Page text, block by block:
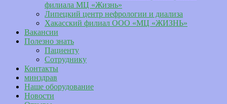
филиала МЦ «Жизнь»
Липецкий центр нефрологии и диализа
Хакасский филиал ООО «МЦ «ЖИЗНЬ»
Вакансии
Полезно знать
Пациенту
Сотруднику
Контакты
минздрав
Наше оборудование
Новости